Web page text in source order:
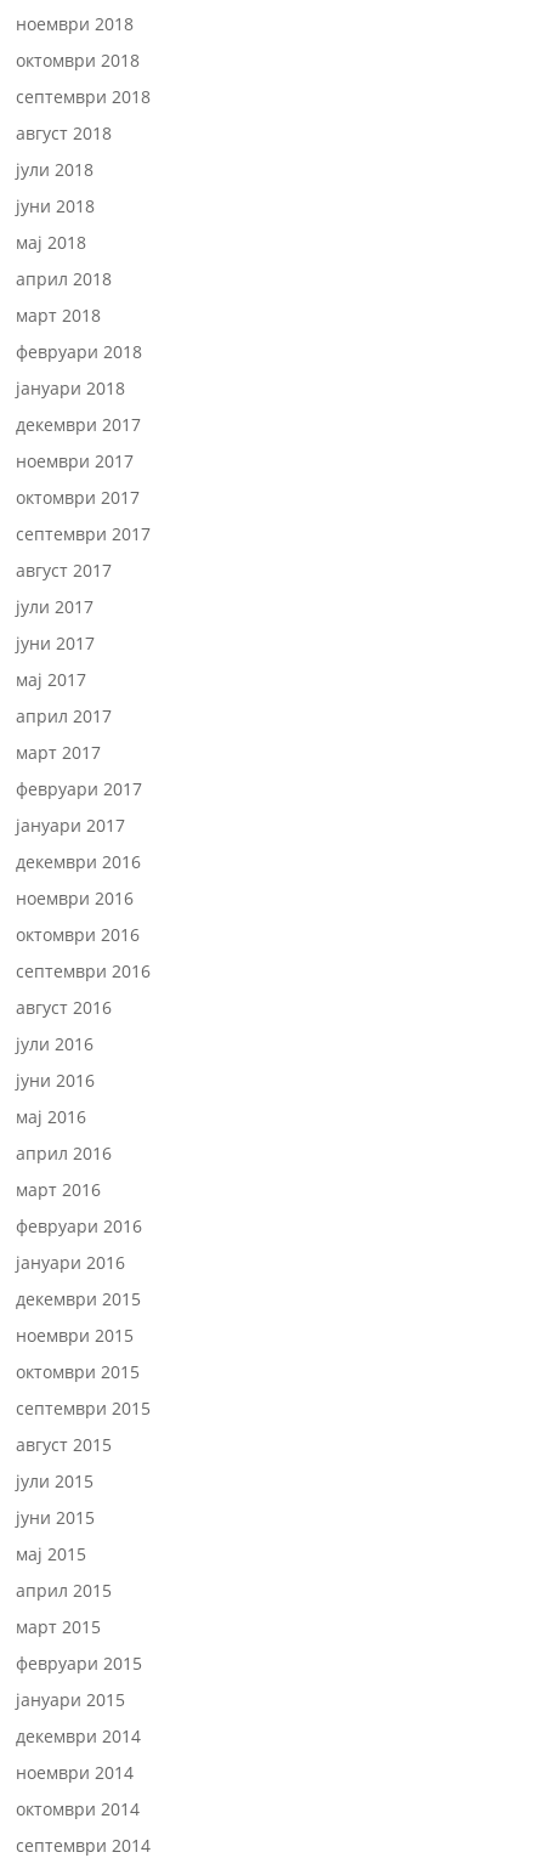
ноември 2018
октомври 2018
септември 2018
август 2018
јули 2018
јуни 2018
мај 2018
април 2018
март 2018
февруари 2018
јануари 2018
декември 2017
ноември 2017
октомври 2017
септември 2017
август 2017
јули 2017
јуни 2017
мај 2017
април 2017
март 2017
февруари 2017
јануари 2017
декември 2016
ноември 2016
октомври 2016
септември 2016
август 2016
јули 2016
јуни 2016
мај 2016
април 2016
март 2016
февруари 2016
јануари 2016
декември 2015
ноември 2015
октомври 2015
септември 2015
август 2015
јули 2015
јуни 2015
мај 2015
април 2015
март 2015
февруари 2015
јануари 2015
декември 2014
ноември 2014
октомври 2014
септември 2014